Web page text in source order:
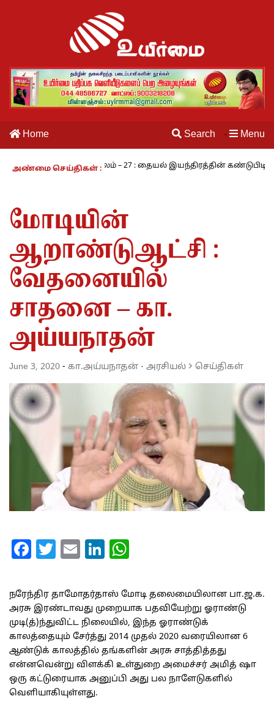
Home Search · Menu
அண்மை செய்திகள் :
நாம் வாழும் காலம் – 27 : தையல் இயந்திரத்தின்
மோடியின்
ஆறாண்டுஆட்சி :
வேதனையில்
சாதனை – கா.
அய்யநாதன்
June 3, 2020 - கா.அய்யநாதன் · அரசியல் செய்திகள்
Facebook
Twitter
EmailLinkedIn
நரேந்திர தாமோதர்தாஸ் மோடி தலைமையிலான பா.ஜ.க.
அரசு இரண்டாவது முறையாக பதவியேற்று ஓராண்டு
முடி(த்)ந்துவிட்ட நிலையில், இந்த ஓராண்டுக்
காலத்தையும் சேர்த்து 2014 முதல் 2020 வரையிலான 6
ஆண்டுக் காலத்தில் தங்களின் அரசு சாத்தித்தது
என்னவென்று விளக்கி உள்துறை அமைச்சர் அமித் ஷா
ஒரு கட்டுரையாக அனுப்பி அது பல நாளேடுகளில்
வெளியாகியுள்ளது.